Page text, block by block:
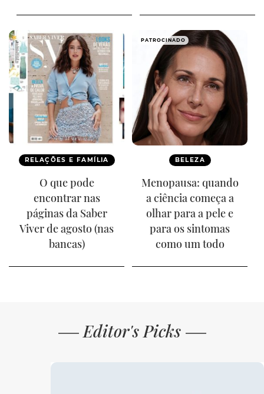
RELAÇÕES E FAMÍLIA
O que pode
encontrar nas
páginas da Saber
Viver de agosto (nas
bancas)
PATROCINADO
BELEZA
Menopausa: quando
a ciência começa a
olhar para a pele e
para os sintomas
como um todo
Editor's Picks